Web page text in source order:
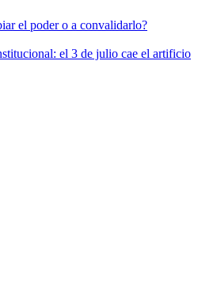
el poder o a convalidarlo?
el 3 de julio cae el artificio